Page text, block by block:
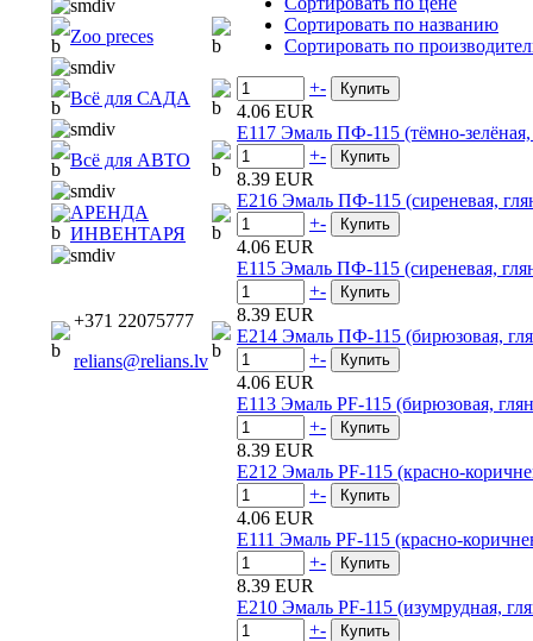
Zoo preces
Всё для САДА
Всё для АВТО
АРЕНДА
ИНВЕНТАРЯ
+371 22075777
relians@relians.lv
Сортировать по названию
Сортировать по
+-
4.06 EUR
E117 Эмаль ПФ-115 (тёмно-зелёная,
+-
8.39 EUR
E216 Эмаль ПФ-115 (сиреневая,
+-
4.06 EUR
E115 Эмаль ПФ-115 (сиреневая,
+-
8.39 EUR
E214 Эмаль ПФ-115 (бирюзовая,
+-
4.06 EUR
E113 Эмаль PF-115 (бирюзовая,
+-
8.39 EUR
E212 Эмаль PF-115 (красно-
+-
4.06 EUR
E111 Эмаль PF-115 (красно-
+-
8.39 EUR
E210 Эмаль PF-115 (изумрудная,
+-